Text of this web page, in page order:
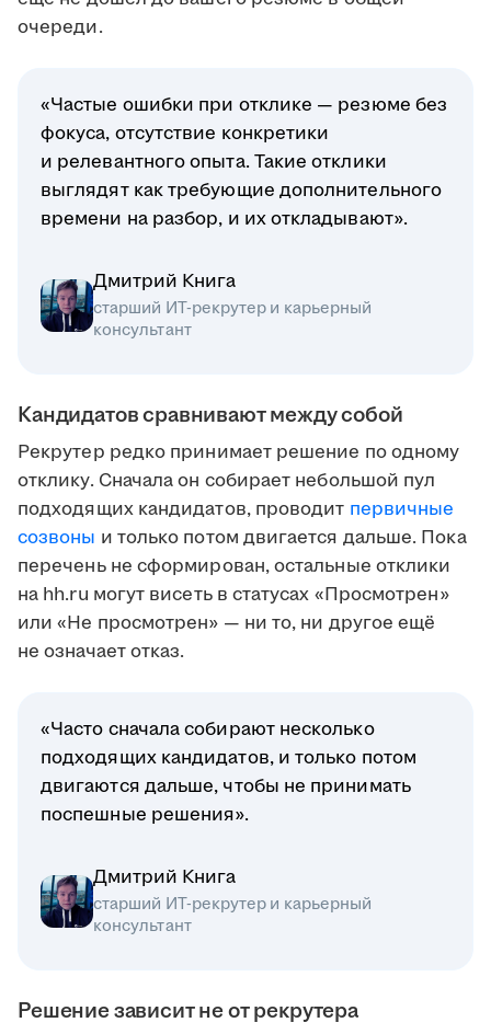
очереди.
«Частые ошибки при отклике — резюме без
фокуса, отсутствие конкретики
и релевантного опыта. Такие отклики
выглядят как требующие дополнительного
времени на разбор, и их откладывают».
Дмитрий Книга
старший ИТ-рекрутер и карьерный
консультант
Кандидатов сравнивают между собой
Рекрутер редко принимает решение по одному
отклику. Сначала он собирает небольшой пул
подходящих кандидатов, проводит первичные
созвоны и только потом двигается дальше. Пока
перечень не сформирован, остальные отклики
на hh.ru могут висеть в статусах «Просмотрен»
или «Не просмотрен» — ни то, ни другое ещё
не означает отказ.
«Часто сначала собирают несколько
подходящих кандидатов, и только потом
двигаются дальше, чтобы не принимать
поспешные решения».
Дмитрий Книга
старший ИТ-рекрутер и карьерный
консультант
Решение зависит не от рекрутера